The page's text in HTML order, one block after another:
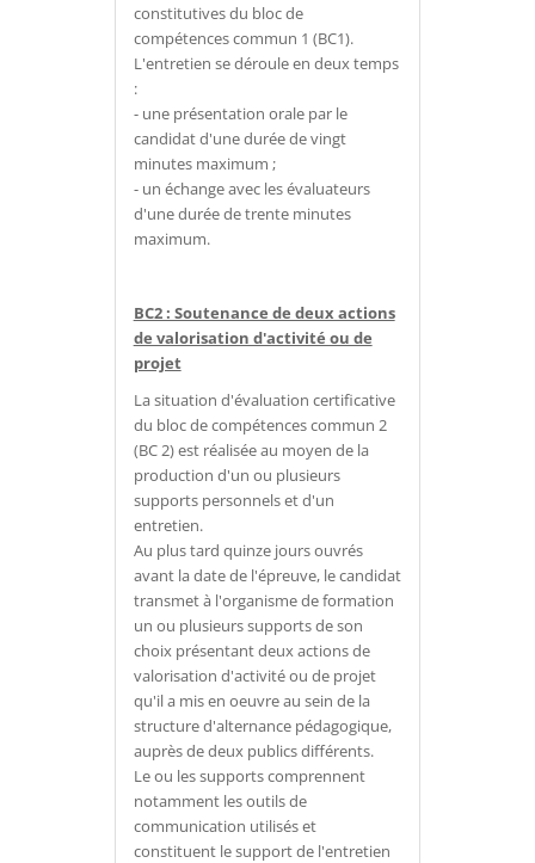
constitutives du bloc de
compétences commun 1 (BC1).
L'entretien se déroule en deux temps
:
- une présentation orale par le
candidat d'une durée de vingt
minutes maximum ;
- un échange avec les évaluateurs
d'une durée de trente minutes
maximum.
BC2 : Soutenance de deux actions
de valorisation d'activité ou de
projet
La situation d'évaluation certificative
du bloc de compétences commun 2
(BC 2) est réalisée au moyen de la
production d'un ou plusieurs
supports personnels et d'un
entretien.
Au plus tard quinze jours ouvrés
avant la date de l'épreuve, le candidat
transmet à l'organisme de formation
un ou plusieurs supports de son
choix présentant deux actions de
valorisation d'activité ou de projet
qu'il a mis en oeuvre au sein de la
structure d'alternance pédagogique,
auprès de deux publics différents.
Le ou les supports comprennent
notamment les outils de
communication utilisés et
constituent le support de l'entretien